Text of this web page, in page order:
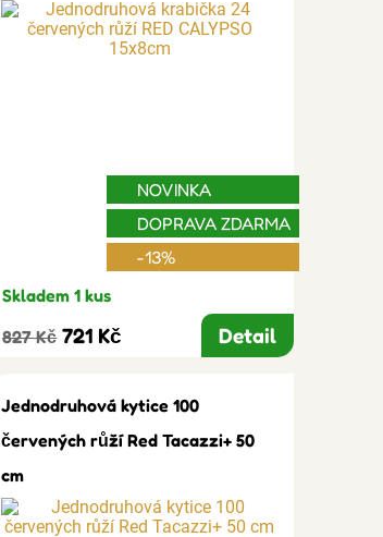
NOVINKA
DOPRAVA ZDARMA
-13%
Skladem 1 kus
827 Kč 721 Kč Detail
Jednodruhová kytice 100
červených růží Red Tacazzi+ 50
cm